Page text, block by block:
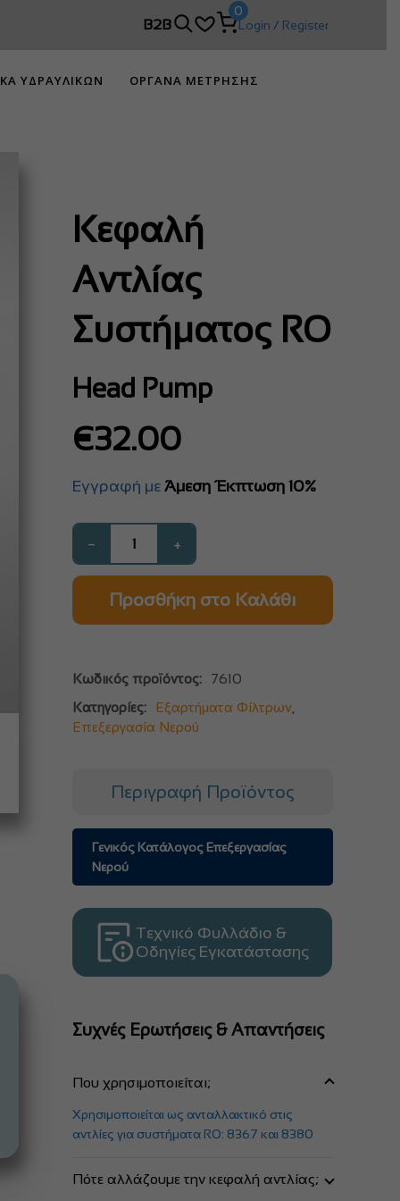
B2B
0
Login / Register
ΥΔΡΑΥΛΙΚΩΝ
ΟΡΓΑΝΑ ΜΕΤΡΗΣΗΣ
Κεφαλή
Αντλίας
Συστήματος RO
Head Pump
€32.00
Εγγραφή με Άμεση Έκπτωση 10%
− +
Προσθήκη στο Καλάθι
Κωδικός προϊόντος:
7610
Κατηγορίες:
Εξαρτήματα Φίλτρων,
Επεξεργασία Νερού
Περιγραφή Προϊόντος
Γενικός Κατάλογος Επεξεργασίας
Νερού
Τεχνικό Φυλλάδιο &
Οδηγίες Εγκατάστασης
Συχνές Ερωτήσεις & Απαντήσεις
Που χρησιμοποιείται;
Χρησιμοποιείται ως ανταλλακτικό στις
αντλίες για συστήματα RO: 8367 και 8380
Πότε αλλάζουμε την κεφαλή αντλίας;